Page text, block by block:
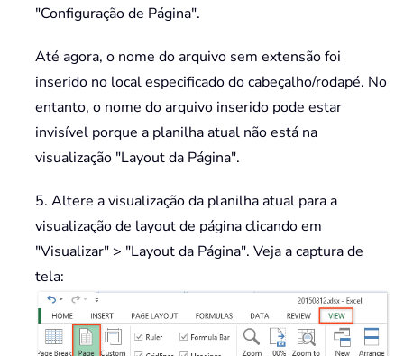
"Configuração de Página".
Até agora, o nome do arquivo sem extensão foi
inserido no local especificado do cabeçalho/rodapé. No
entanto, o nome do arquivo inserido pode estar
invisível porque a planilha atual não está na
visualização "Layout da Página".
5. Altere a visualização da planilha atual para a
visualização de layout de página clicando em
"Visualizar" > "Layout da Página". Veja a captura de
tela: